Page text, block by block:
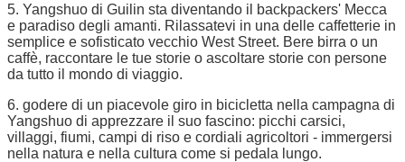
5. Yangshuo di Guilin sta diventando il backpackers' Mecca
e paradiso degli amanti. Rilassatevi in una delle caffetterie in
semplice e sofisticato vecchio West Street. Bere birra o un
caffè, raccontare le tue storie o ascoltare storie con persone
da tutto il mondo di viaggio.
6. godere di un piacevole giro in bicicletta nella campagna di
Yangshuo di apprezzare il suo fascino: picchi carsici,
villaggi, fiumi, campi di riso e cordiali agricoltori - immergersi
nella natura e nella cultura come si pedala lungo.